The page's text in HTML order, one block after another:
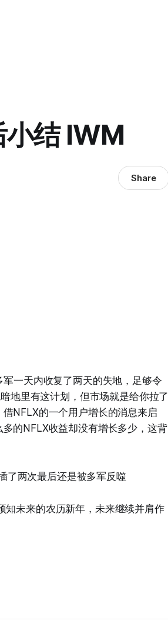
结 IWM
Share
一天内收复了两天的失地，足够令
地里有这计划，但市场就是给你拉了
NFLX的一个用户增长的消息来启
的NFLX收益却没有增长多少，这背
了两次最后还是被多军反噬
知未来的农历新年，未来继续并肩作